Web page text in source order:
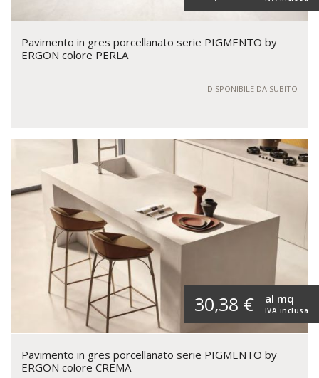
Pavimento in gres porcellanato serie PIGMENTO by
ERGON colore PERLA
DISPONIBILE DA SUBITO
30,38 € IVA inclusa
al mq
Pavimento in gres porcellanato serie PIGMENTO by
ERGON colore CREMA